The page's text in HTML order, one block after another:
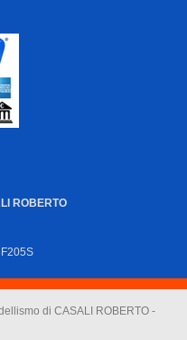
ROBERTO
di CASALI ROBERTO -